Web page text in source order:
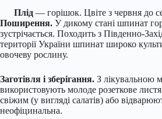
Плід — горішок. Цвіте з червня до
Поширення. У дикому стані шпинат
зустрічається. Походить з Південно-
території України шпинат широко
овочеву рослину.
Заготівля і зберігання. З лікувальною
використовують молоде розеткове
свіжим (у вигляді салатів) або
неофіцинальна.